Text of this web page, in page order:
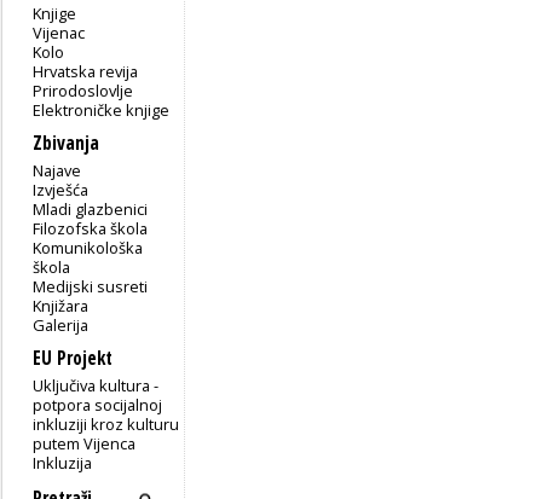
Knjige
Vijenac
Kolo
Hrvatska revija
Prirodoslovlje
Elektroničke knjige
Zbivanja
Najave
Izvješća
Mladi glazbenici
Filozofska škola
Komunikološka
škola
Medijski susreti
Knjižara
Galerija
EU Projekt
Uključiva kultura -
potpora socijalnoj
inkluziji kroz kulturu
putem Vijenca
Inkluzija